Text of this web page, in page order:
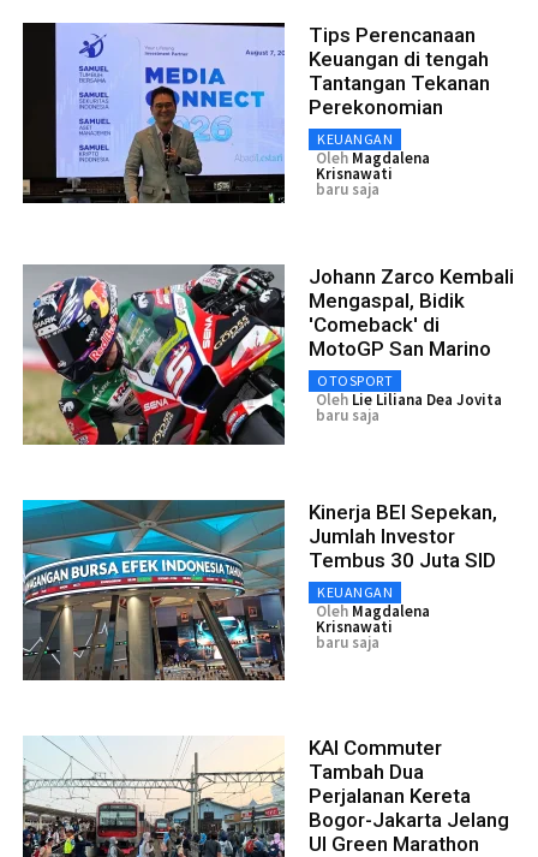
Tips Perencanaan
Keuangan di tengah
Tantangan Tekanan
Perekonomian
KEUANGAN
Oleh Magdalena
Krisnawati
baru saja
Johann Zarco Kembali
Mengaspal, Bidik
'Comeback' di
MotoGP San Marino
OTOSPORT
Oleh Lie Liliana Dea Jovita
baru saja
Kinerja BEI Sepekan,
Jumlah Investor
Tembus 30 Juta SID
KEUANGAN
Oleh Magdalena
Krisnawati
baru saja
KAI Commuter
Tambah Dua
Perjalanan Kereta
Bogor-Jakarta Jelang
UI Green Marathon